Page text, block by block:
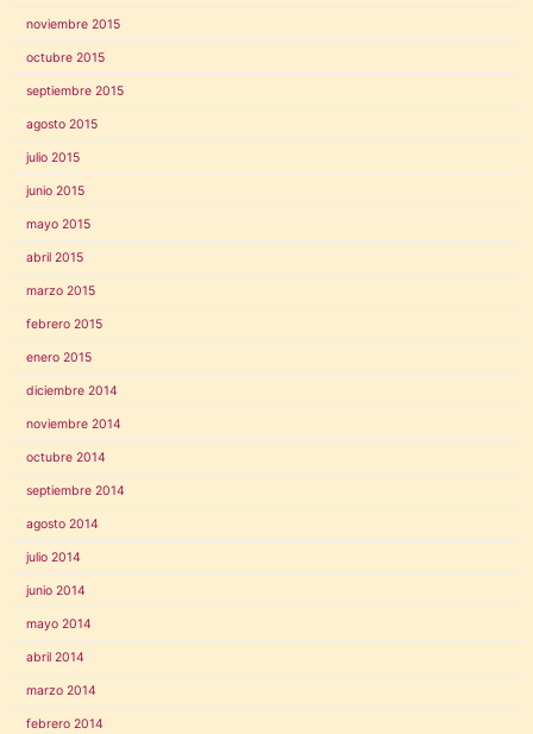
noviembre 2015
octubre 2015
septiembre 2015
agosto 2015
julio 2015
junio 2015
mayo 2015
abril 2015
marzo 2015
febrero 2015
enero 2015
diciembre 2014
noviembre 2014
octubre 2014
septiembre 2014
agosto 2014
julio 2014
junio 2014
mayo 2014
abril 2014
marzo 2014
febrero 2014